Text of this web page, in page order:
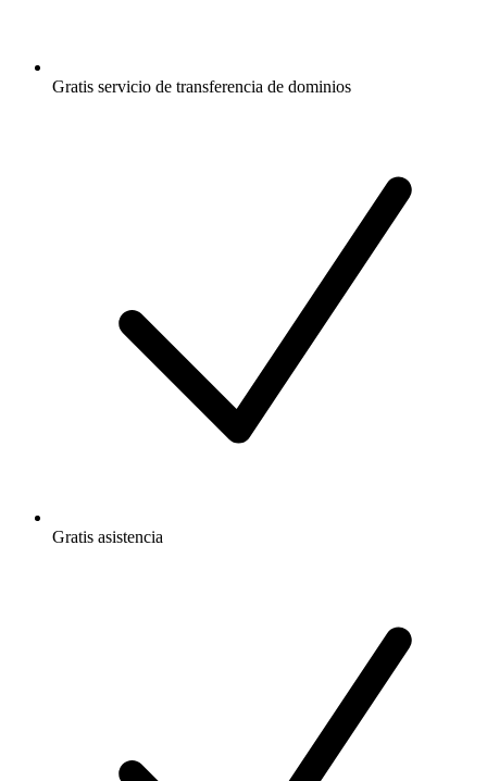
Gratis servicio de transferencia de dominios
Gratis asistencia